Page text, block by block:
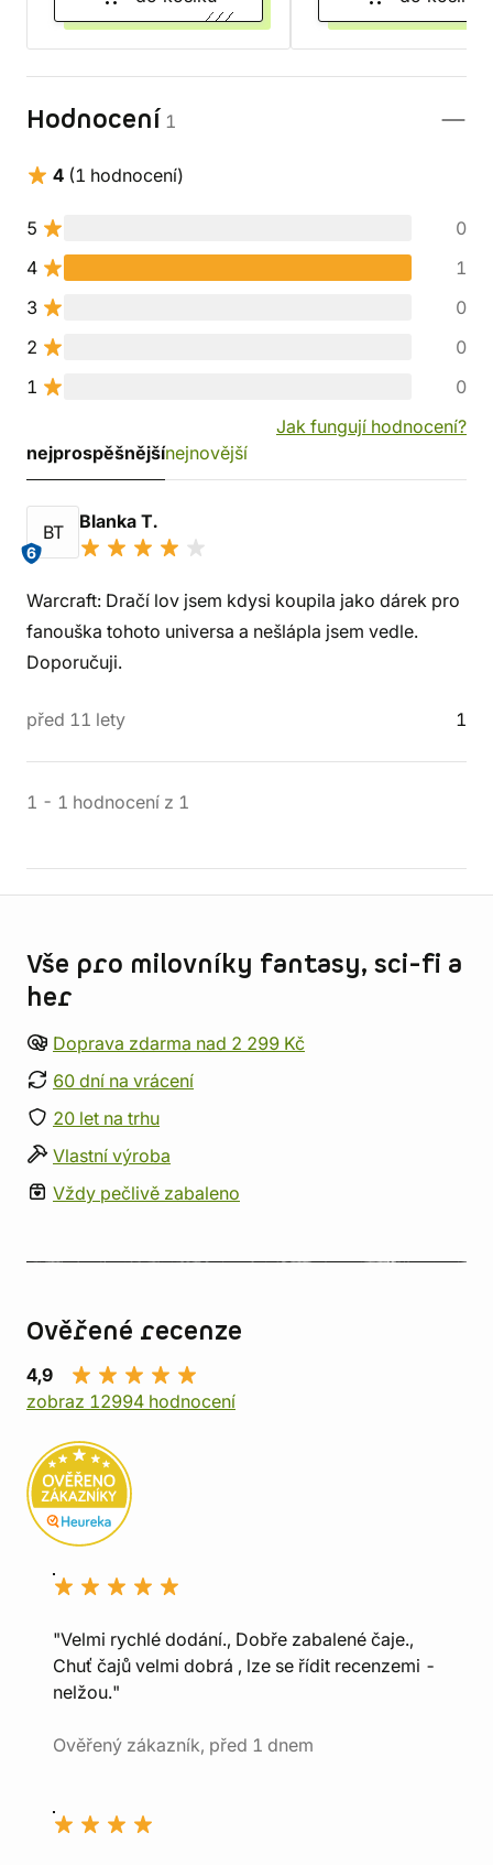
Hodnocení 1
4 (1 hodnocení)
5
0
4
1
3
0
2
0
1
0
Jak fungují hodnocení?
nejprospěšnějšínejnovější
BT
6
Blanka T.
Warcraft: Dračí lov jsem kdysi koupila jako dárek pro
fanouška tohoto universa a nešlápla jsem vedle.
Doporučuji.
před 11 lety 1
1 - 1 hodnocení z 1
Vše pro milovníky fantasy, sci-fi a
her
Doprava zdarma nad 2 299 Kč
60 dní na vrácení
20 let na trhu
Vlastní výroba
Vždy pečlivě zabaleno
Ověřené recenze
4,9
zobraz 12994 hodnocení
"Velmi rychlé dodání., Dobře zabalené čaje.,
Chuť čajů velmi dobrá , lze se řídit recenzemi -
nelžou."
Ověřený zákazník, před 1 dnem